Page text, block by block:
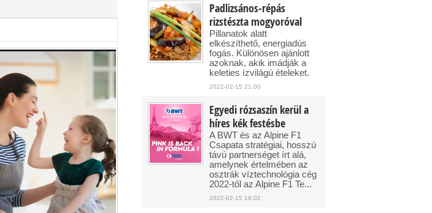
Padlizsános-répás
rizstészta mogyoróval
Pillanatok alatt
elkészíthető, energiadús
fogás. Különösen ajánlott
azoknak, akik imádják a
keleties ízvilágú ételeket.
2022-02-15 21:00
Egyedi rózsaszín kerül a
híres kék festésbe
A BWT és az Alpine F1
Csapata stratégiai, hosszú
távú partnerséget írt alá,
amelynek értelmében az
osztrák víztechnológia cég
2022-től az Alpine F1 Te...
2022-02-15 18:02